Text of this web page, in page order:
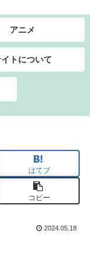
アニメ
トについて
はてブ
コピー
2024.05.18